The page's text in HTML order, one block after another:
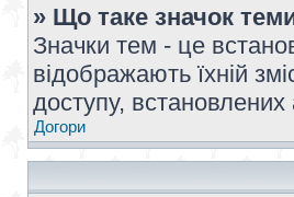
» Що таке значок
Значки тем - це
відображають їхній
доступу, встановлених
Догори